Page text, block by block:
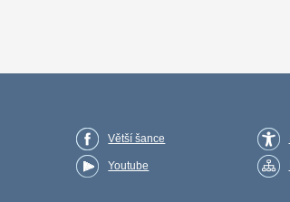
Větší šance
Youtube